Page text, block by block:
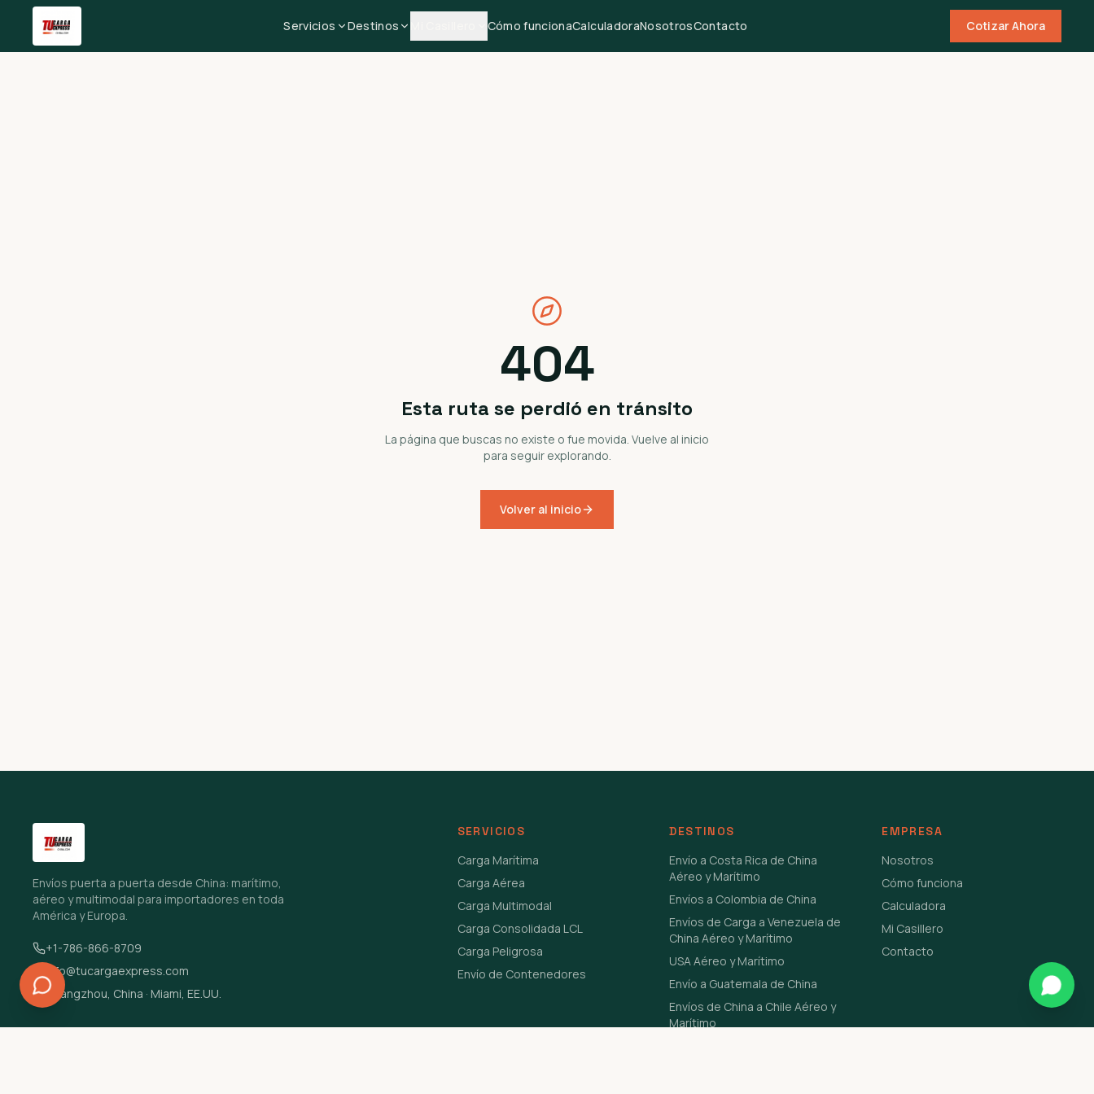
Servicios Destinos Cómo funcionaCalculadoraNosotrosContacto Cotizar Ahora
404
Esta ruta se perdió en tránsito
La página que buscas no existe o fue movida. Vuelve al inicio
para seguir explorando.
Volver al inicio
Envíos puerta a puerta desde China: marítimo,
aéreo y multimodal para importadores en toda
América y Europa.
+1-786-866-8709
info@tucargaexpress.com
Guangzhou, China · Miami, EE.UU.
SERVICIOS
Carga Marítima
Carga Aérea
Carga Multimodal
Carga Consolidada LCL
Carga Peligrosa
Envío de Contenedores
DESTINOS
Envío a Costa Rica de China
Aéreo y Marítimo
Envíos a Colombia de China
Envíos de Carga a Venezuela de
China Aéreo y Marítimo
USA Aéreo y Marítimo
Envío a Guatemala de China
Envíos de China a Chile Aéreo y
Marítimo
EMPRESA
Nosotros
Cómo funciona
Calculadora
Mi Casillero
Contacto